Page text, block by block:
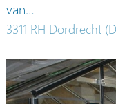
van…
3311 RH Dordrecht